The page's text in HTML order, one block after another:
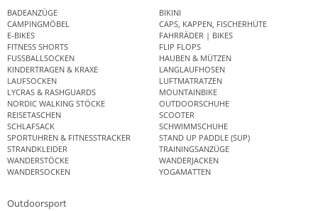
BADEANZÜGE
BIKINI
CAMPINGMÖBEL
CAPS, KAPPEN, FISCHERHÜTE
E-BIKES
FAHRRÄDER | BIKES
FITNESS SHORTS
FLIP FLOPS
FUSSBALLSOCKEN
HAUBEN & MÜTZEN
KINDERTRAGEN & KRAXE
LANGLAUFHOSEN
LAUFSOCKEN
LUFTMATRATZEN
LYCRAS & RASHGUARDS
MOUNTAINBIKE
NORDIC WALKING STÖCKE
OUTDOORSCHUHE
REISETASCHEN
SCOOTER
SCHLAFSACK
SCHWIMMSCHUHE
SPORTUHREN & FITNESSTRACKER
STAND UP PADDLE (SUP)
STRANDKLEIDER
TRAININGSANZÜGE
WANDERSTÖCKE
WANDERJACKEN
WANDERSOCKEN
YOGAMATTEN
Outdoorsport